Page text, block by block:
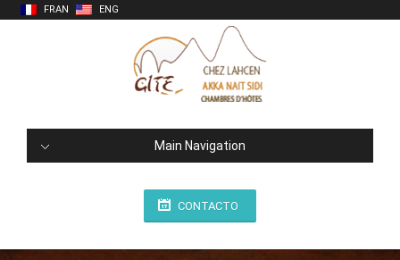
FRAN ENG
Main Navigation
CONTACTO